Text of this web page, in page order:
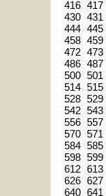
416 417
430 431
444 445
458 459
472 473
486 487
500 501
514 515
528 529
542 543
556 557
570 571
584 585
598 599
612 613
626 627
640 641